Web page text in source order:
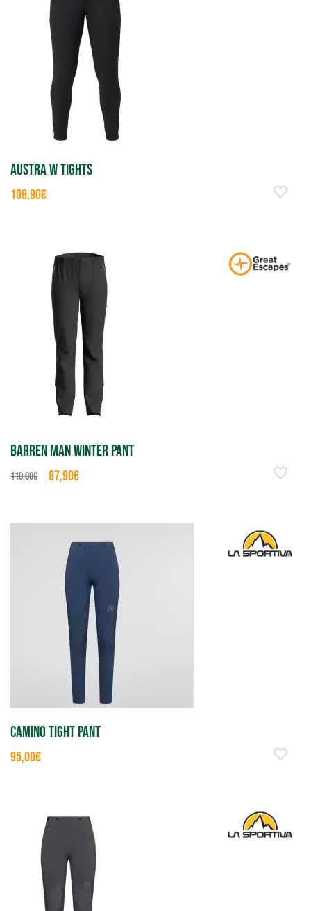
AUSTRA W TIGHTS
109,90€
BARREN MAN WINTER PANT
110,00€ 87,90€
CAMINO TIGHT PANT
95,00€